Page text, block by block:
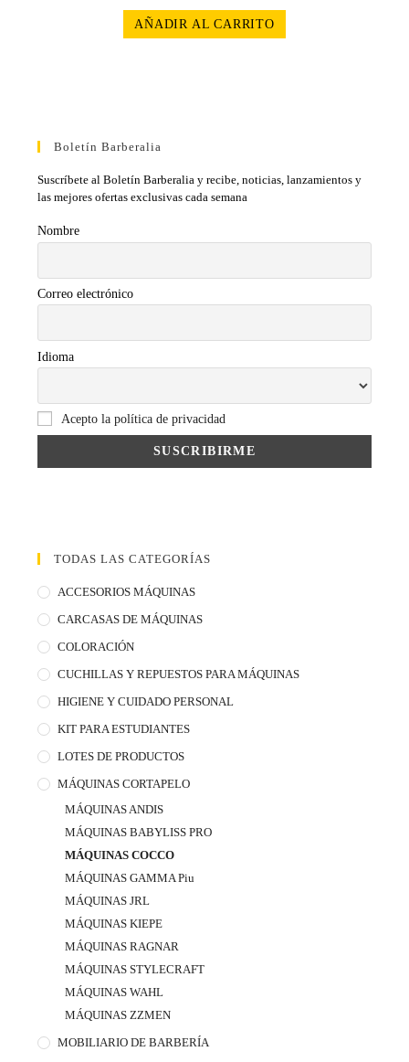
Boletín Barberalia
Suscríbete al Boletín Barberalia y recibe, noticias, lanzamientos y
las mejores ofertas exclusivas cada semana
Nombre
Correo electrónico
Idioma
Acepto la política de privacidad
TODAS LAS CATEGORÍAS
ACCESORIOS MÁQUINAS
CARCASAS DE MÁQUINAS
COLORACIÓN
CUCHILLAS Y REPUESTOS PARA MÁQUINAS
HIGIENE Y CUIDADO PERSONAL
KIT PARA ESTUDIANTES
LOTES DE PRODUCTOS
MÁQUINAS CORTAPELO
MÁQUINAS ANDIS
MÁQUINAS BABYLISS PRO
MÁQUINAS COCCO
MÁQUINAS GAMMA Piu
MÁQUINAS JRL
MÁQUINAS KIEPE
MÁQUINAS RAGNAR
MÁQUINAS STYLECRAFT
MÁQUINAS WAHL
MÁQUINAS ZZMEN
MOBILIARIO DE BARBERÍA
AÑADIR AL CARRITO